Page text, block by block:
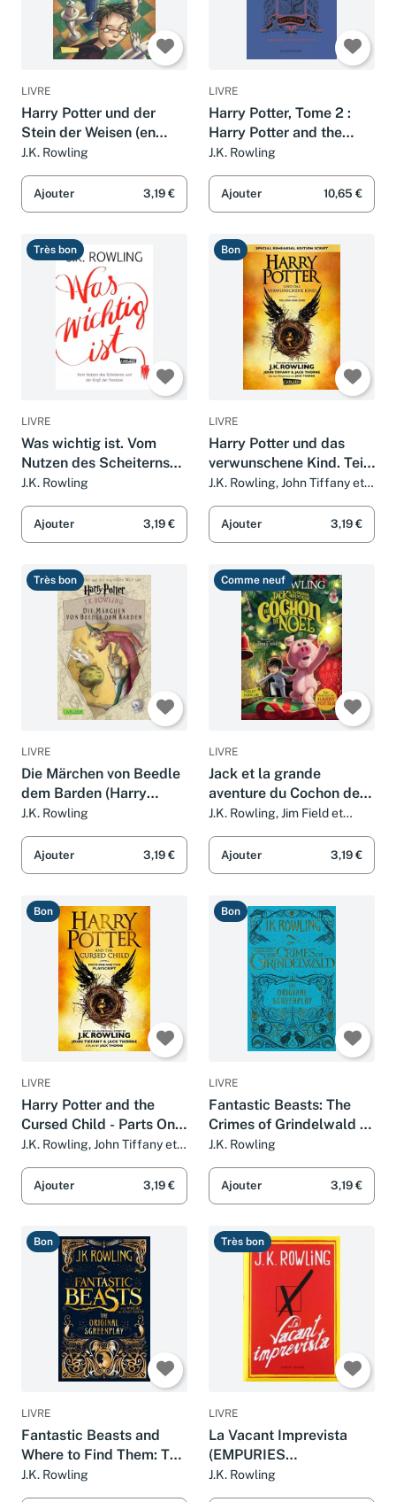
LIVRE
Harry Potter und der
Stein der Weisen (en
allemand)
J.K. Rowling
Ajouter 3,19 €
LIVRE
Harry Potter, Tome 2 :
Harry Potter and the
Chamber of Secrets :
Anniversary Edition
J.K. Rowling
Ajouter 10,65 €
Très bon
LIVRE
Was wichtig ist. Vom
Nutzen des Scheiterns
und der Kraft der
Fantasie
J.K. Rowling
Ajouter 3,19 €
Bon
LIVRE
Harry Potter und das
verwunschene Kind. Teil
eins und zwei (Special
Rehearsal Edition Script)
(Harry Potter)
J.K. Rowling, John Tiffany et
Ajouter 3,19 €
Très bon
LIVRE
Die Märchen von Beedle
dem Barden (Harry
Potter): Ein Klassiker aus
der Zaubererwelt von
Harry Potter
J.K. Rowling
Ajouter 3,19 €
Comme neuf
LIVRE
Jack et la grande
aventure du Cochon de
Noël
J.K. Rowling, Jim Field et
Ajouter 3,19 €
Bon
LIVRE
Harry Potter and the
Cursed Child - Parts One
and Two: The Official
West End Production
J.K. Rowling, John Tiffany et
Ajouter 3,19 €
Bon
LIVRE
Fantastic Beasts: The
Crimes of Grindelwald –
The Original Screenplay
J.K. Rowling
Ajouter 3,19 €
Bon
LIVRE
Fantastic Beasts and
Where to Find Them: The
Original Screenplay
J.K. Rowling
Très bon
LIVRE
La Vacant Imprevista
(EMPURIES
NARRATIVA)
J.K. Rowling